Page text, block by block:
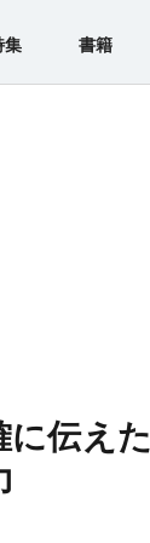
集 書籍
伝えた